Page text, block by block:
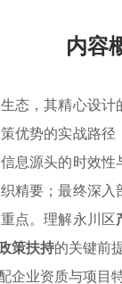
内容
态，其精心设计
优势的实战路
息源头的时效
精要；最终深入
点。理解永川区
策扶持的关键前
企业资质与项